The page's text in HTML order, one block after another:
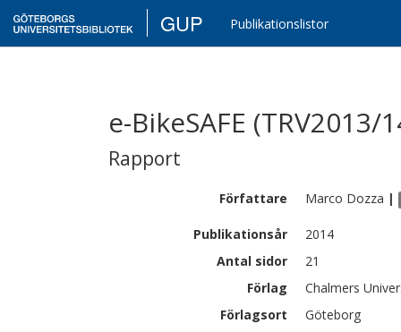
GUP Publikationslistor
e-BikeSAFE
Rapport
Författare Marco Dozza |
Publikationsår
2014
Antal sidor
21
Förlag
Chalmers
Förlagsort
Göteborg